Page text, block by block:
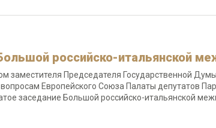
российско-итальянской
заместителя Председателя Государственной
Европейского Союза Палаты депутатов
заседание Большой российско-итальянской